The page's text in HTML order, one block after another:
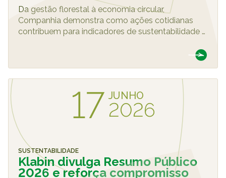
Da gestão florestal à economia circular,
Companhia demonstra como ações cotidianas
contribuem para indicadores de sustentabilidade …
17 JUNHO
2026
SUSTENTABILIDADE
Klabin divulga Resumo Público
2026 e reforça compromisso